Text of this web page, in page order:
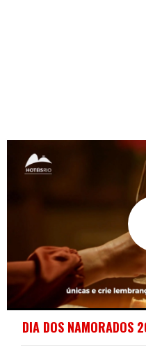
DIA DOS NAMORADOS